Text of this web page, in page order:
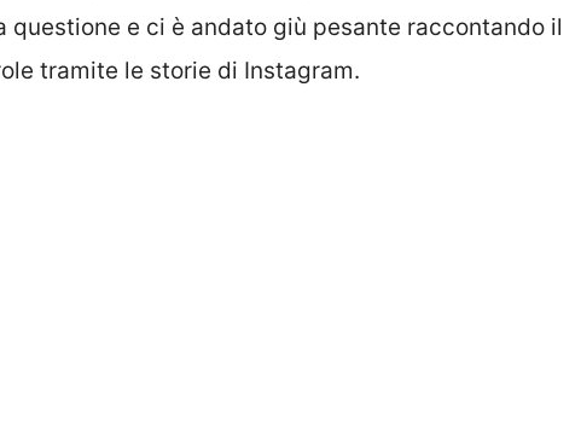
questione e ci è andato giù pesante raccontando il
tramite le storie di Instagram.